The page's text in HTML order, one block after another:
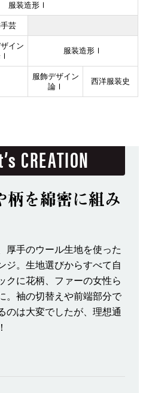
服装造形Ⅰ
芸
イン
服装造形Ⅰ
服飾デザイン
論Ⅰ
西洋服装史
CREATION
柄を綿密に組み
厚手のウール生地を使った
ジ。生地選びからすべて自
クに花柄、ファーの女性ら
。袖の切替えや前端部分で
のは大変でしたが、理想通